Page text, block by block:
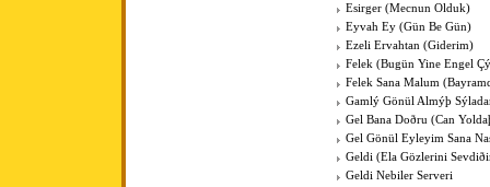
Esirger (Mecnun Olduk)
Eyvah Ey (Gün Be Gün)
Ezeli Ervahtan (Giderim)
Felek (Bugün Yine Engel
Felek Sana Malum
Gamlý Gönül Almýþ
Gel Bana Doðru (Can
Gel Gönül Eyleyim Sana
Geldi (Ela Gözlerini
Geldi Nebiler Serveri